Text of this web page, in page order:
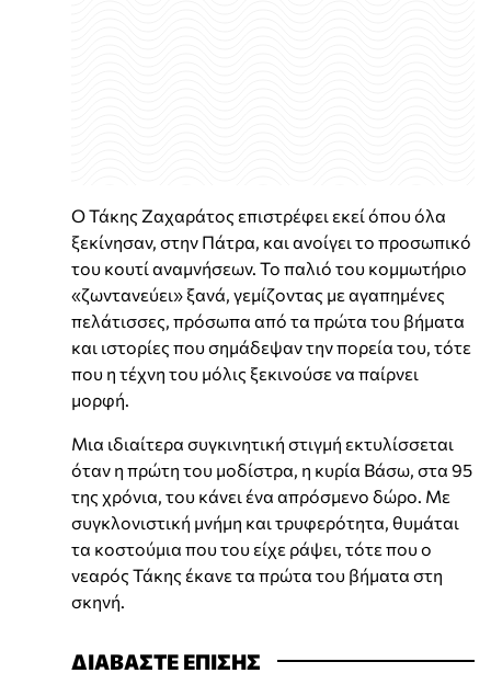
Ο Τάκης Ζαχαράτος επιστρέφει εκεί όπου όλα
ξεκίνησαν, στην Πάτρα, και ανοίγει το προσωπικό
του κουτί αναμνήσεων. Το παλιό του κομμωτήριο
«ζωντανεύει» ξανά, γεμίζοντας με αγαπημένες
πελάτισσες, πρόσωπα από τα πρώτα του βήματα
και ιστορίες που σημάδεψαν την πορεία του, τότε
που η τέχνη του μόλις ξεκινούσε να παίρνει
μορφή.
Μια ιδιαίτερα συγκινητική στιγμή εκτυλίσσεται
όταν η πρώτη του μοδίστρα, η κυρία Βάσω, στα 95
της χρόνια, του κάνει ένα απρόσμενο δώρο. Με
συγκλονιστική μνήμη και τρυφερότητα, θυμάται
τα κοστούμια που του είχε ράψει, τότε που ο
νεαρός Τάκης έκανε τα πρώτα του βήματα στη
σκηνή.
ΔΙΑΒΑΣΤΕ ΕΠΙΣΗΣ